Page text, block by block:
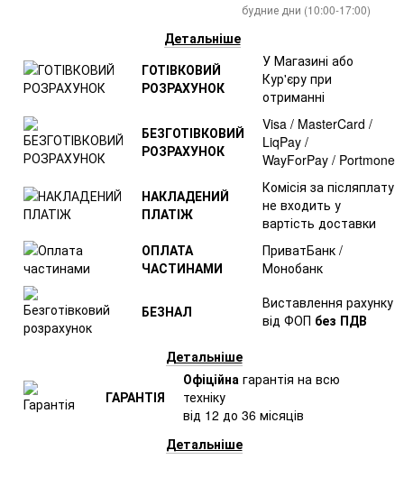
будние дни (10:00-17:00)
Детальніше
ГОТІВКОВИЙ
РОЗРАХУНОК
У Магазині або
Кур'єру при
отриманні
БЕЗГОТІВКОВИЙ
РОЗРАХУНОК
Visa / MasterCard /
LiqPay /
WayForPay / Portmone
НАКЛАДЕНИЙ
ПЛАТІЖ
Комісія за післяплату
не входить у
вартість доставки
ОПЛАТА
ЧАСТИНАМИ
ПриватБанк /
Монобанк
БЕЗНАЛ
Виставлення рахунку
від ФОП без ПДВ
Детальніше
ГАРАНТІЯ
Офіційна гарантія на всю
техніку
від 12 до 36 місяців
Детальніше